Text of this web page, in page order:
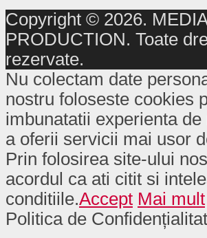
Copyright © 2026.
PRODUCTION. Toate
rezervate.
Nu colectam date
nostru foloseste cookies
imbunatatii experienta de
a oferii servicii mai usor
Prin folosirea site-ului
acordul ca ati citit si
conditiile.Accept Mai mult
Politica de